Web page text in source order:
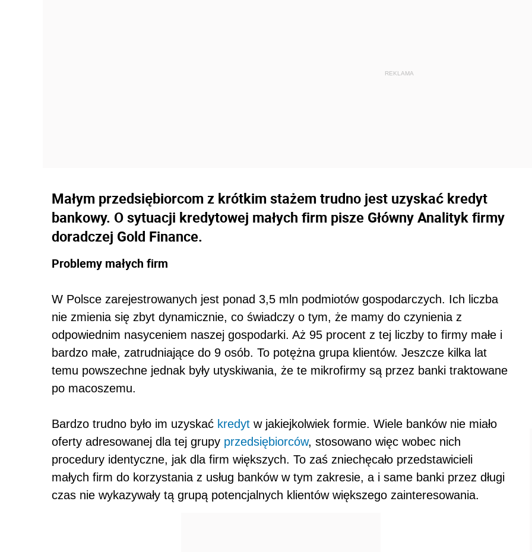
Małym przedsiębiorcom z krótkim stażem trudno jest uzyskać kredyt
bankowy. O sytuacji kredytowej małych firm pisze Główny Analityk firmy
doradczej Gold Finance.
Problemy małych firm
W Polsce zarejestrowanych jest ponad 3,5 mln podmiotów gospodarczych. Ich liczba
nie zmienia się zbyt dynamicznie, co świadczy o tym, że mamy do czynienia z
odpowiednim nasyceniem naszej gospodarki. Aż 95 procent z tej liczby to firmy małe i
bardzo małe, zatrudniające do 9 osób. To potężna grupa klientów. Jeszcze kilka lat
temu powszechne jednak były utyskiwania, że te mikrofirmy są przez banki traktowane
po macoszemu.
Bardzo trudno było im uzyskać kredyt w jakiejkolwiek formie. Wiele banków nie miało
oferty adresowanej dla tej grupy przedsiębiorców, stosowano więc wobec nich
procedury identyczne, jak dla firm większych. To zaś zniechęcało przedstawicieli
małych firm do korzystania z usług banków w tym zakresie, a i same banki przez długi
czas nie wykazywały tą grupą potencjalnych klientów większego zainteresowania.